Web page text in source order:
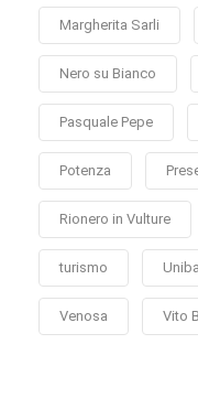
Margherita Sarli
Nero su Bianco
Pasquale Pepe
Potenza
Rionero in Vulture
turismo
Venosa Vito